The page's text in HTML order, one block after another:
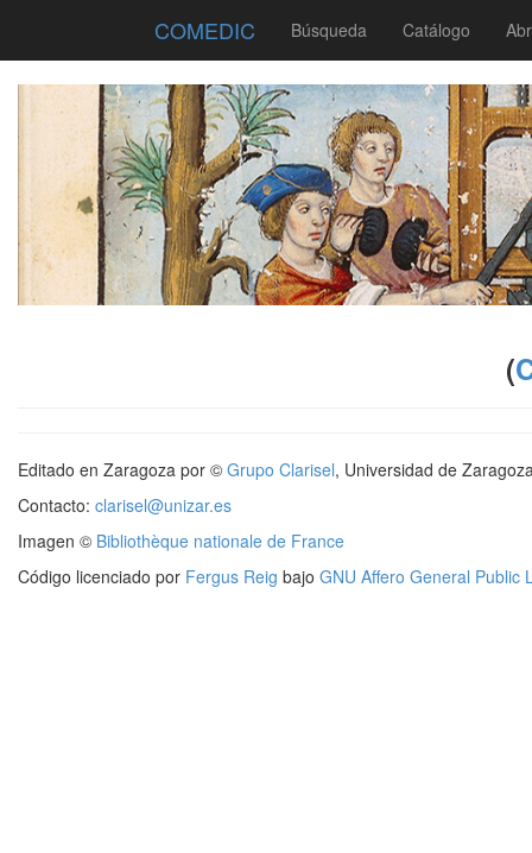
COMEDIC Búsqueda Catálogo
(
Editado en Zaragoza por © Grupo Clarisel, Universidad de
Contacto: clarisel@unizar.es
Imagen © Bibliothèque nationale de France
Código licenciado por Fergus Reig bajo GNU Affero General Public